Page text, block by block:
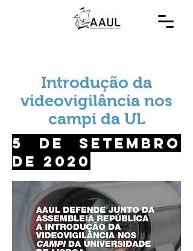
Introdução da
videovigilância nos
campi da UL
5 de setembro
de 2020